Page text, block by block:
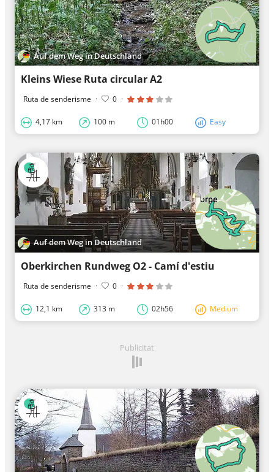
Auf dem Weg in Deutschland
Kleins Wiese Ruta circular A2
Ruta de senderisme · 0 ·
4,17 km 100 m 01h00 Easy
Auf dem Weg in Deutschland
Oberkirchen Rundweg O2 - Camí d'estiu
Ruta de senderisme · 0 ·
12,1 km 313 m 02h56 Medium
Publicitat